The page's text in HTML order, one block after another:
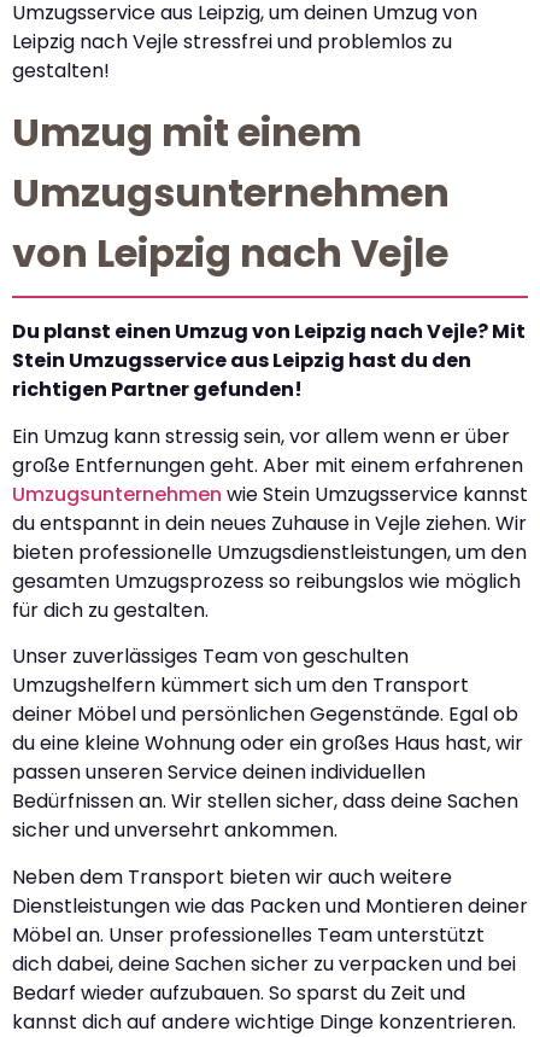
Umzugsservice aus Leipzig, um deinen Umzug von
Leipzig nach Vejle stressfrei und problemlos zu
gestalten!
Umzug mit einem
Umzugsunternehmen
von Leipzig nach Vejle
Du planst einen Umzug von Leipzig nach Vejle? Mit
Stein Umzugsservice aus Leipzig hast du den
richtigen Partner gefunden!
Ein Umzug kann stressig sein, vor allem wenn er über
große Entfernungen geht. Aber mit einem erfahrenen
Umzugsunternehmen wie Stein Umzugsservice kannst
du entspannt in dein neues Zuhause in Vejle ziehen. Wir
bieten professionelle Umzugsdienstleistungen, um den
gesamten Umzugsprozess so reibungslos wie möglich
für dich zu gestalten.
Unser zuverlässiges Team von geschulten
Umzugshelfern kümmert sich um den Transport
deiner Möbel und persönlichen Gegenstände. Egal ob
du eine kleine Wohnung oder ein großes Haus hast, wir
passen unseren Service deinen individuellen
Bedürfnissen an. Wir stellen sicher, dass deine Sachen
sicher und unversehrt ankommen.
Neben dem Transport bieten wir auch weitere
Dienstleistungen wie das Packen und Montieren deiner
Möbel an. Unser professionelles Team unterstützt
dich dabei, deine Sachen sicher zu verpacken und bei
Bedarf wieder aufzubauen. So sparst du Zeit und
kannst dich auf andere wichtige Dinge konzentrieren.